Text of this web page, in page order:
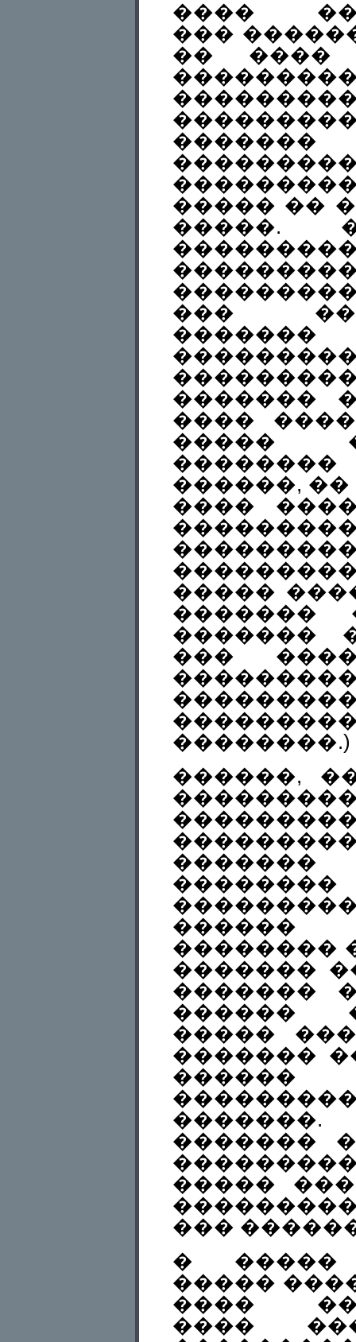
����
���
�� ����
����� ��
�����.
���
�������
�������
����
�����
������, ��
����
�����
�������
�������
���
��������.)
������,
��������
�������
�������
������
�����
�������
������
�������
�����
���
� �����
�����
����
����